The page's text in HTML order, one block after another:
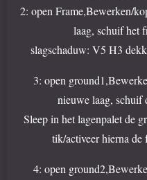
2: open Frame,Bewerken/
laag, schuif het
slagschaduw: V5 H3
3: open
nieuwe laag, schuif
Sleep in het lagenpalet de
tik/activeer hierna de
4: open